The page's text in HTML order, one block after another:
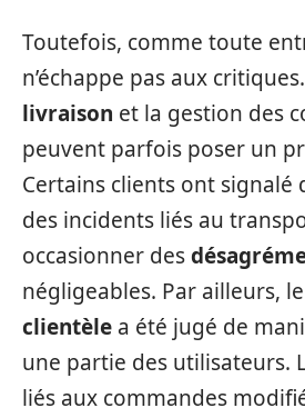
Toutefois, comme toute
n’échappe pas aux
livraison et la gestion des
peuvent parfois poser un
Certains clients ont signalé
des incidents liés au
occasionner des
négligeables. Par ailleurs, le
clientèle a été jugé de
une partie des utilisateurs.
liés aux commandes